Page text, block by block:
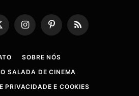
InstagramPinterestRSS
SOBRE NÓS
SALADA DE CINEMA
PRIVACIDADE E COOKIES